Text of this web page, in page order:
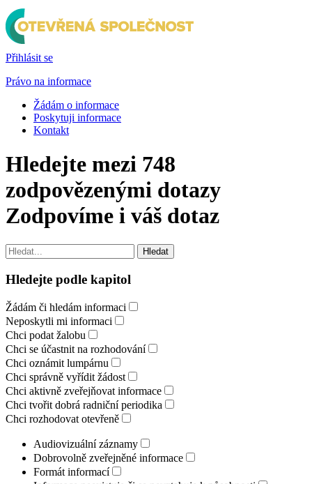
Přihlásit se
Právo na informace
Žádám o informace
Poskytuji informace
Kontakt
Hledejte mezi 748
zodpovězenými dotazy
Zodpovíme i váš dotaz
Hledat
Hledejte podle kapitol
Žádám či hledám informaci
Neposkytli mi informaci
Chci podat žalobu
Chci se účastnit na rozhodování
Chci oznámit lumpárnu
Chci správně vyřídit žádost
Chci aktivně zveřejňovat informace
Chci tvořit dobrá radniční periodika
Chci rozhodovat otevřeně
Audiovizuální záznamy
Dobrovolně zveřejněné informace
Formát informací